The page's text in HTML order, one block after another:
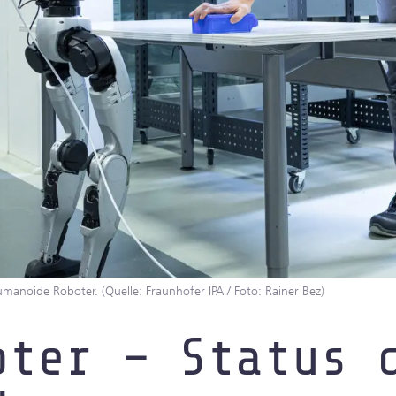
Roboter. (Quelle: Fraunhofer IPA / Foto: Rainer Bez)
– Status